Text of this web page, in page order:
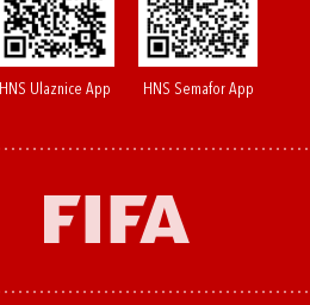
HNS Ulaznice App HNS Semafor App